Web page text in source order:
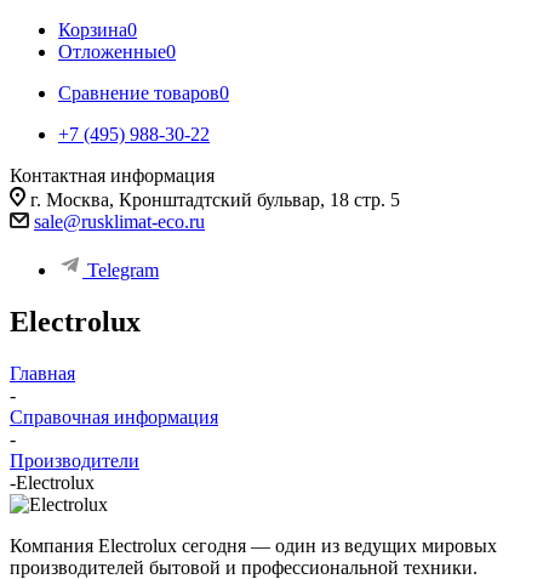
Корзина0
Отложенные0
Сравнение товаров0
+7 (495) 988-30-22
Контактная информация
г. Москва, Кронштадтский бульвар, 18 стр. 5
sale@rusklimat-eco.ru
Telegram
Electrolux
Главная
-
Справочная информация
-
Производители
-Electrolux
Компания Electrolux сегодня — один из ведущих мировых
производителей бытовой и профессиональной техники.